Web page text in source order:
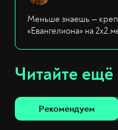
Меньше знаешь —
«Евангелиона» на
Читайте ещё
Рекомендуем